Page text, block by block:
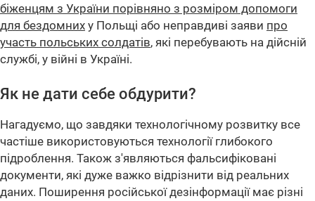
біженцям з України порівняно з розміром допомоги
для бездомних у Польщі або неправдиві заяви про
участь польських солдатів, які перебувають на дійсній
службі, у війні в Україні.
Як не дати себе обдурити?
Нагадуємо, що завдяки технологічному розвитку все
частіше використовуються технології глибокого
підроблення. Також з'являються фальсифіковані
документи, які дуже важко відрізнити від реальних
даних. Поширення російської дезінформації має різні